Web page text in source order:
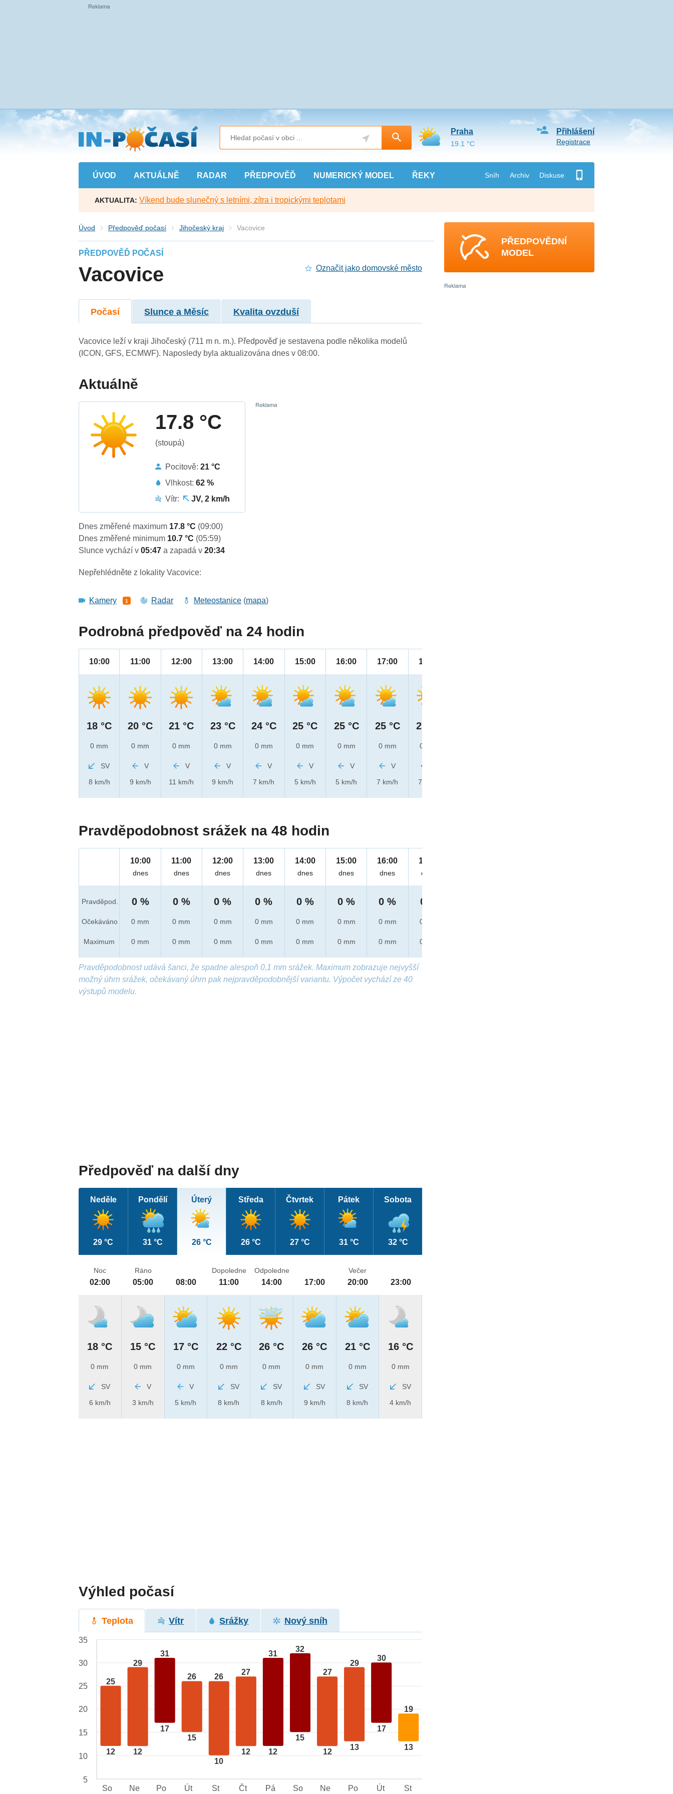
Přejít
na
hlavní
obsah
ÚVOD AKTUÁLNĚ RADAR PŘEDPOVĚĎ NUMERICKÝ MODEL ŘEKY Sníh Archiv Diskuse
Přihlášení
Registrace
Praha
19.1 °C
AKTUALITA: Víkend bude slunečný s letními, zítra i tropickými teplotami
Úvod Předpověď počasí Jihočeský kraj Vacovice
PŘEDPOVĚĎ POČASÍ
Vacovice Označit jako domovské město
Počasí Slunce a Měsíc Kvalita ovzduší
Vacovice leží v kraji Jihočeský (711 m n. m.). Předpověď je sestavena podle několika modelů
(ICON, GFS, ECMWF). Naposledy byla aktualizována dnes v 08:00.
Aktuálně
17.8 °C
(stoupá)
Pocitově:21 °C
Vlhkost:62 %
Vítr:
JV, 2 km/h
Dnes změřené maximum 17.8 °C (09:00)
Dnes změřené minimum 10.7 °C (05:59)
Slunce vychází v05:47a zapadá v20:34
Nepřehlédněte z lokality Vacovice:
Kamery 1 Radar Meteostanice (mapa)
Podrobná předpověď na 24 hodin
10:00
18 °C
0 mm
SV
8 km/h
11:00
20 °C
0 mm
V
9 km/h
12:00
21 °C
0 mm
V
11 km/h
13:00
23 °C
0 mm
V
9 km/h
14:00
24 °C
0 mm
V
7 km/h
15:00
25 °C
0 mm
V
5 km/h
16:00
25 °C
0 mm
V
5 km/h
17:00
25 °C
0 mm
V
7 km/h
18:00
25 °C
0 mm
7 km/h
Pravděpodobnost srážek na 48 hodin
Pravděpod.
Očekáváno
Maximum
10:00
dnes
0 %
0 mm
0 mm
11:00
dnes
0 %
0 mm
0 mm
12:00
dnes
0 %
0 mm
0 mm
13:00
dnes
0 %
0 mm
0 mm
14:00
dnes
0 %
0 mm
0 mm
15:00
dnes
0 %
0 mm
0 mm
16:00
dnes
0 %
0 mm
0 mm
17:00
dnes
0 %
0 mm
0 mm
Pravděpodobnost udává šanci, že spadne alespoň 0,1 mm srážek. Maximum zobrazuje nejvyšší
možný úhrn srážek, očekávaný úhrn pak nejpravděpodobnější variantu. Výpočet vychází ze 40
výstupů modelu.
Předpověď na další dny
Neděle
29 °C
Pondělí
31 °C
Úterý
26 °C
Středa
26 °C
Čtvrtek
27 °C
Pátek
31 °C
Sobota
32 °C
Noc
02:00
18 °C
0 mm
SV
6 km/h
Ráno
05:00
15 °C
0 mm
V
3 km/h
08:00
17 °C
0 mm
V
5 km/h
Dopoledne
11:00
22 °C
0 mm
SV
8 km/h
Odpoledne
14:00
26 °C
0 mm
SV
8 km/h
17:00
26 °C
0 mm
SV
9 km/h
Večer
20:00
21 °C
0 mm
SV
8 km/h
23:00
16 °C
0 mm
SV
4 km/h
Výhled počasí
Teplota Vítr Srážky Nový sníh
25
12
29
12
31
17
26
15
26
10
27
12
31
12
32
15
27
12
29
13
30
17
19
13
35
30
25
20
15
10
5
So
Ne Po Út St Čt Pá So Ne Po Út St
PŘEDPOVĚDNÍ
MODEL